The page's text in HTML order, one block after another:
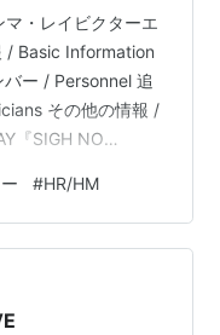
・レイビクターエ
/ Basic Information
ー / Personnel 追
その他の情報 /
『SIGH NO
RAYの音楽的進
RAYを初めて
SIG…
#HR/HM